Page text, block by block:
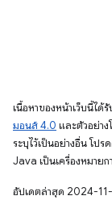
เนื้อหาของหน้าเว็บนี้ได้
มอนส์ 4.0 และตัวอย่า
ระบุไว้เป็นอย่างอื่น โปร
Java เป็นเครื่องหมาย
อัปเดตล่าสุด 2024-